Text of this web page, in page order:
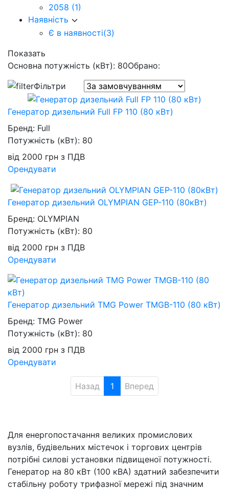
2058 (1)
Наявність
Є в наявності(3)
Показать
Основна потужність (кВт): 80Обрано:
Фільтри
Генератор дизельний Full FP 110 (80 кВт)
Бренд: Full
Потужність (кВт): 80
від 2000 грн з ПДВ
Орендувати
Генератор дизельний OLYMPIAN GEP-110 (80кВт)
Бренд: OLYMPIAN
Потужність (кВт): 80
від 2000 грн з ПДВ
Орендувати
Генератор дизельний TMG Power TMGB-110 (80 кВт)
Бренд: TMG Power
Потужність (кВт): 80
від 2000 грн з ПДВ
Орендувати
Назад 1 Вперед
Для енергопостачання великих промислових
вузлів, будівельних містечок і торгових центрів
потрібні силові установки підвищеної потужності.
Генератор на 80 кВт (100 кВА) здатний забезпечити
стабільну роботу трифазної мережі під значним